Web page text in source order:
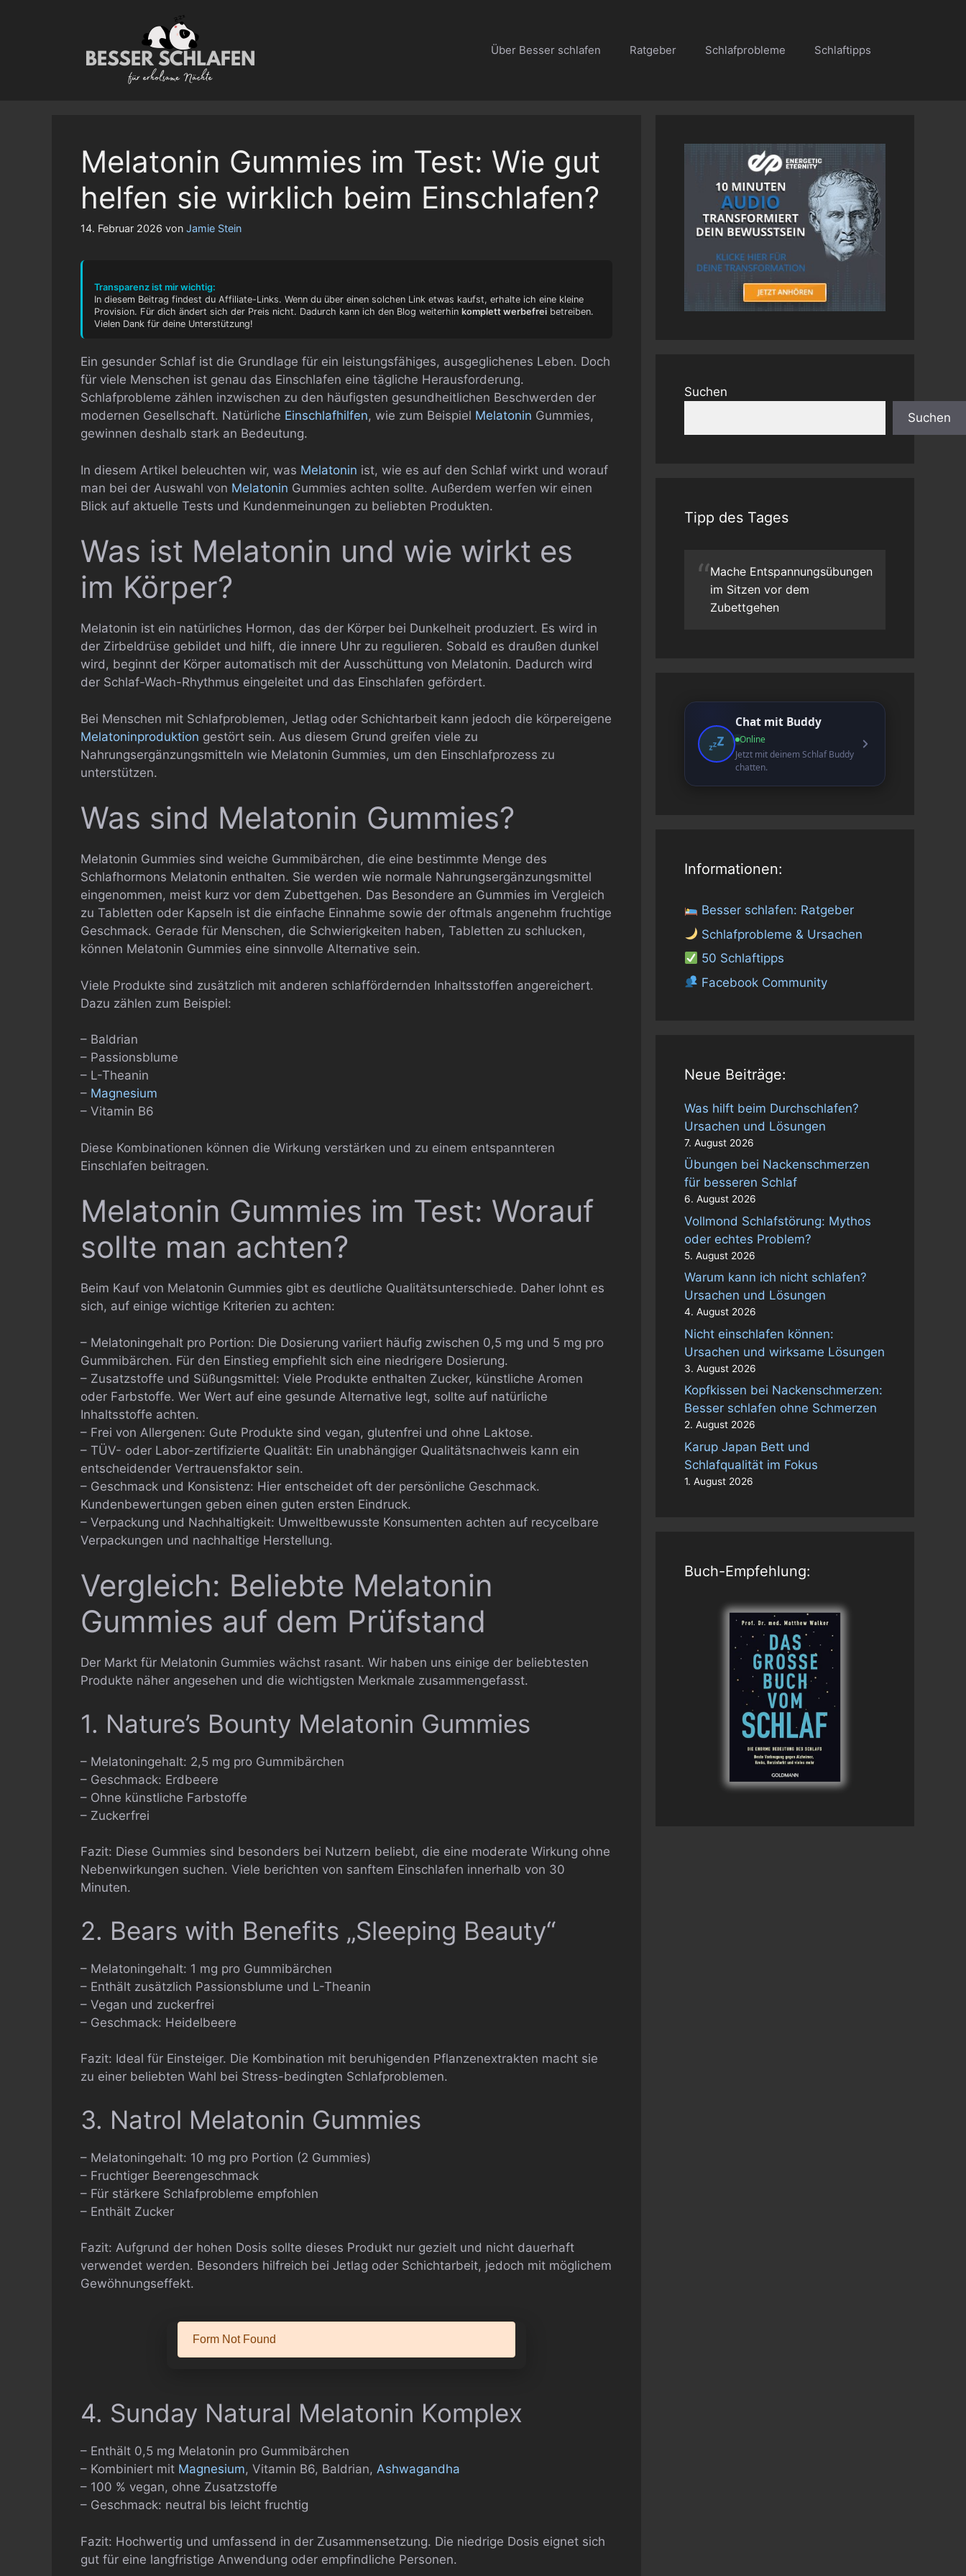
Über Besser schlafen Ratgeber Schlafprobleme Schlaftipps
Melatonin Gummies im Test: Wie gut
helfen sie wirklich beim Einschlafen?
14. Februar 2026 von Jamie Stein
Transparenz ist mir wichtig:
In diesem Beitrag findest du Affiliate-Links. Wenn du über einen solchen Link etwas kaufst, erhalte ich eine kleine
Provision. Für dich ändert sich der Preis nicht. Dadurch kann ich den Blog weiterhin komplett werbefrei betreiben.
Vielen Dank für deine Unterstützung!
Ein gesunder Schlaf ist die Grundlage für ein leistungsfähiges, ausgeglichenes Leben. Doch
für viele Menschen ist genau das Einschlafen eine tägliche Herausforderung.
Schlafprobleme zählen inzwischen zu den häufigsten gesundheitlichen Beschwerden der
modernen Gesellschaft. Natürliche Einschlafhilfen, wie zum Beispiel Melatonin Gummies,
gewinnen deshalb stark an Bedeutung.
In diesem Artikel beleuchten wir, was Melatonin ist, wie es auf den Schlaf wirkt und worauf
man bei der Auswahl von Melatonin Gummies achten sollte. Außerdem werfen wir einen
Blick auf aktuelle Tests und Kundenmeinungen zu beliebten Produkten.
Was ist Melatonin und wie wirkt es
im Körper?
Melatonin ist ein natürliches Hormon, das der Körper bei Dunkelheit produziert. Es wird in
der Zirbeldrüse gebildet und hilft, die innere Uhr zu regulieren. Sobald es draußen dunkel
wird, beginnt der Körper automatisch mit der Ausschüttung von Melatonin. Dadurch wird
der Schlaf-Wach-Rhythmus eingeleitet und das Einschlafen gefördert.
Bei Menschen mit Schlafproblemen, Jetlag oder Schichtarbeit kann jedoch die körpereigene
Melatoninproduktion gestört sein. Aus diesem Grund greifen viele zu
Nahrungsergänzungsmitteln wie Melatonin Gummies, um den Einschlafprozess zu
unterstützen.
Was sind Melatonin Gummies?
Melatonin Gummies sind weiche Gummibärchen, die eine bestimmte Menge des
Schlafhormons Melatonin enthalten. Sie werden wie normale Nahrungsergänzungsmittel
eingenommen, meist kurz vor dem Zubettgehen. Das Besondere an Gummies im Vergleich
zu Tabletten oder Kapseln ist die einfache Einnahme sowie der oftmals angenehm fruchtige
Geschmack. Gerade für Menschen, die Schwierigkeiten haben, Tabletten zu schlucken,
können Melatonin Gummies eine sinnvolle Alternative sein.
Viele Produkte sind zusätzlich mit anderen schlaffördernden Inhaltsstoffen angereichert.
Dazu zählen zum Beispiel:
– Baldrian
– Passionsblume
– L-Theanin
– Magnesium
– Vitamin B6
Diese Kombinationen können die Wirkung verstärken und zu einem entspannteren
Einschlafen beitragen.
Melatonin Gummies im Test: Worauf
sollte man achten?
Beim Kauf von Melatonin Gummies gibt es deutliche Qualitätsunterschiede. Daher lohnt es
sich, auf einige wichtige Kriterien zu achten:
– Melatoningehalt pro Portion: Die Dosierung variiert häufig zwischen 0,5 mg und 5 mg pro
Gummibärchen. Für den Einstieg empfiehlt sich eine niedrigere Dosierung.
– Zusatzstoffe und Süßungsmittel: Viele Produkte enthalten Zucker, künstliche Aromen
oder Farbstoffe. Wer Wert auf eine gesunde Alternative legt, sollte auf natürliche
Inhaltsstoffe achten.
– Frei von Allergenen: Gute Produkte sind vegan, glutenfrei und ohne Laktose.
– TÜV- oder Labor-zertifizierte Qualität: Ein unabhängiger Qualitätsnachweis kann ein
entscheidender Vertrauensfaktor sein.
– Geschmack und Konsistenz: Hier entscheidet oft der persönliche Geschmack.
Kundenbewertungen geben einen guten ersten Eindruck.
– Verpackung und Nachhaltigkeit: Umweltbewusste Konsumenten achten auf recycelbare
Verpackungen und nachhaltige Herstellung.
Vergleich: Beliebte Melatonin
Gummies auf dem Prüfstand
Der Markt für Melatonin Gummies wächst rasant. Wir haben uns einige der beliebtesten
Produkte näher angesehen und die wichtigsten Merkmale zusammengefasst.
1. Nature’s Bounty Melatonin Gummies
– Melatoningehalt: 2,5 mg pro Gummibärchen
– Geschmack: Erdbeere
– Ohne künstliche Farbstoffe
– Zuckerfrei
Fazit: Diese Gummies sind besonders bei Nutzern beliebt, die eine moderate Wirkung ohne
Nebenwirkungen suchen. Viele berichten von sanftem Einschlafen innerhalb von 30
Minuten.
2. Bears with Benefits „Sleeping Beauty“
– Melatoningehalt: 1 mg pro Gummibärchen
– Enthält zusätzlich Passionsblume und L-Theanin
– Vegan und zuckerfrei
– Geschmack: Heidelbeere
Fazit: Ideal für Einsteiger. Die Kombination mit beruhigenden Pflanzenextrakten macht sie
zu einer beliebten Wahl bei Stress-bedingten Schlafproblemen.
3. Natrol Melatonin Gummies
– Melatoningehalt: 10 mg pro Portion (2 Gummies)
– Fruchtiger Beerengeschmack
– Für stärkere Schlafprobleme empfohlen
– Enthält Zucker
Fazit: Aufgrund der hohen Dosis sollte dieses Produkt nur gezielt und nicht dauerhaft
verwendet werden. Besonders hilfreich bei Jetlag oder Schichtarbeit, jedoch mit möglichem
Gewöhnungseffekt.
4. Sunday Natural Melatonin Komplex
– Enthält 0,5 mg Melatonin pro Gummibärchen
– Kombiniert mit Magnesium, Vitamin B6, Baldrian, Ashwagandha
– 100 % vegan, ohne Zusatzstoffe
– Geschmack: neutral bis leicht fruchtig
Fazit: Hochwertig und umfassend in der Zusammensetzung. Die niedrige Dosis eignet sich
gut für eine langfristige Anwendung oder empfindliche Personen.
Suchen
Suchen
Tipp des Tages
“Mache Entspannungsübungen
im Sitzen vor dem
Zubettgehen
Chat mit Buddy
Online
Jetzt mit deinem Schlaf Buddy
chatten.
Informationen:
Besser schlafen: Ratgeber
Schlafprobleme & Ursachen
50 Schlaftipps
Facebook Community
Neue Beiträge:
Was hilft beim Durchschlafen?
Ursachen und Lösungen
7. August 2026
Übungen bei Nackenschmerzen
für besseren Schlaf
6. August 2026
Vollmond Schlafstörung: Mythos
oder echtes Problem?
5. August 2026
Warum kann ich nicht schlafen?
Ursachen und Lösungen
4. August 2026
Nicht einschlafen können:
Ursachen und wirksame Lösungen
3. August 2026
Kopfkissen bei Nackenschmerzen:
Besser schlafen ohne Schmerzen
2. August 2026
Karup Japan Bett und
Schlafqualität im Fokus
1. August 2026
Buch-Empfehlung: